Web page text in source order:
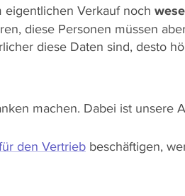
eigentlichen Verkauf noch
diese Personen müssen
diese Daten sind, desto
machen. Dabei ist unsere
den Vertrieb beschäftigen,